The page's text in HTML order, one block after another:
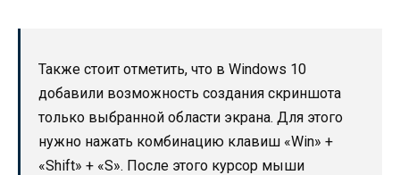
Также стоит отметить, что в Windows 10
добавили возможность создания скриншота
только выбранной области экрана. Для этого
нужно нажать комбинацию клавиш «Win» +
«Shift» + «S». После этого курсор мыши